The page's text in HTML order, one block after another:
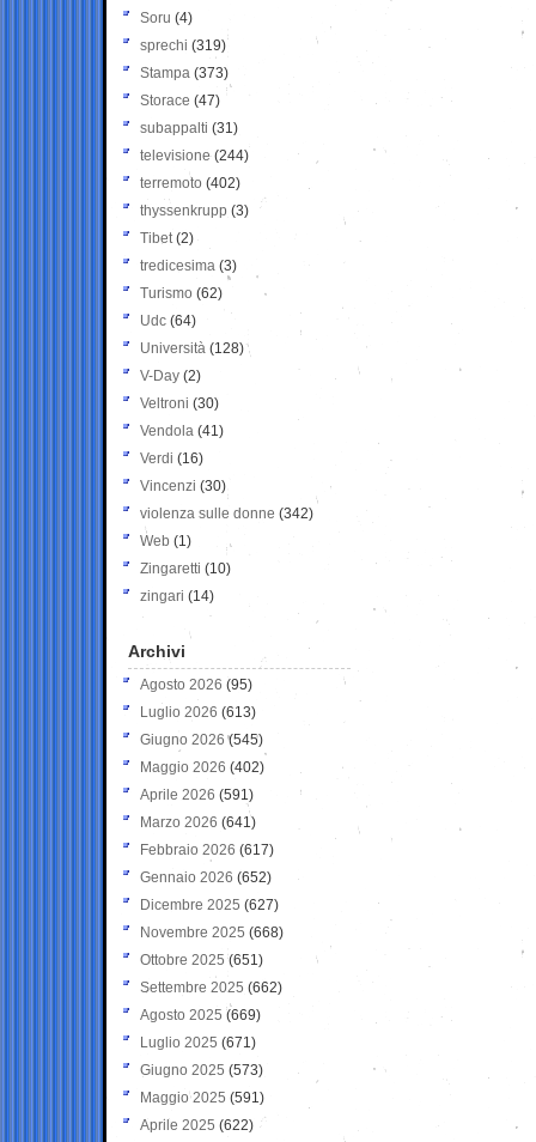
Soru (4)
sprechi (319)
Stampa (373)
Storace (47)
subappalti (31)
televisione(244)
terremoto (402)
thyssenkrupp (3)
Tibet(2)
tredicesima (3)
Turismo (62)
Udc (64)
Università (128)
V-Day (2)
Veltroni (30)
Vendola (41)
Verdi (16)
Vincenzi (30)
violenza sulle donne (342)
Web (1)
Zingaretti (10)
zingari (14)
Archivi
Agosto 2026 (95)
Luglio 2026 (613)
Giugno 2026 (545)
Maggio 2026 (402)
Aprile 2026 (591)
Marzo 2026 (641)
Febbraio 2026 (617)
Gennaio 2026 (652)
Dicembre 2025 (627)
Novembre 2025 (668)
Ottobre 2025 (651)
Settembre 2025 (662)
Agosto 2025 (669)
Luglio 2025 (671)
Giugno 2025 (573)
Maggio 2025 (591)
Aprile 2025 (622)